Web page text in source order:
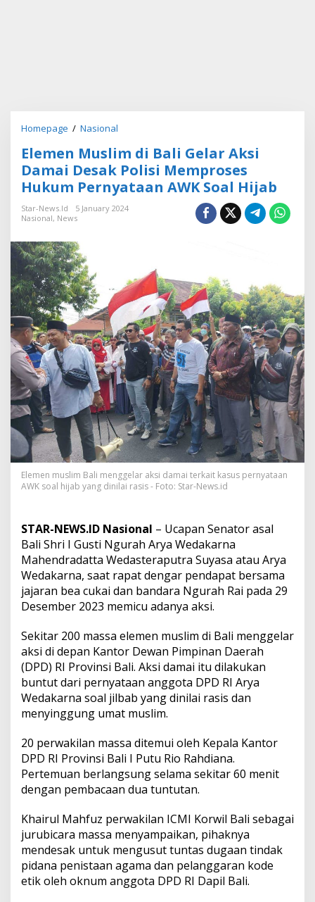
Homepage / Nasional
e
m
e
n
M
i
B
l
i
G
e
l
A
k
s
i
D
a
D
e
s
a
k
P
o
i
s
i
M
e
m
p
s
e
s
H
u
m
P
e
r
n
Elemen Muslim di Bali Gelar Aksi
Damai Desak Polisi Memproses
Hukum Pernyataan AWK Soal Hijab
Star-News.id
5 January 2024
Nasional, News
Elemen muslim Bali menggelar aksi damai terkait kasus pernyataan
AWK soal hijab yang dinilai rasis - Foto: Star-News.id
STAR-NEWS.ID Nasional – Ucapan Senator asal
Bali Shri I Gusti Ngurah Arya Wedakarna
Mahendradatta Wedasteraputra Suyasa atau Arya
Wedakarna, saat rapat dengar pendapat bersama
jajaran bea cukai dan bandara Ngurah Rai pada 29
Desember 2023 memicu adanya aksi.
Sekitar 200 massa elemen muslim di Bali menggelar
aksi di depan Kantor Dewan Pimpinan Daerah
(DPD) RI Provinsi Bali. Aksi damai itu dilakukan
buntut dari pernyataan anggota DPD RI Arya
Wedakarna soal jilbab yang dinilai rasis dan
menyinggung umat muslim.
20 perwakilan massa ditemui oleh Kepala Kantor
DPD RI Provinsi Bali I Putu Rio Rahdiana.
Pertemuan berlangsung selama sekitar 60 menit
dengan pembacaan dua tuntutan.
Khairul Mahfuz perwakilan ICMI Korwil Bali sebagai
jurubicara massa menyampaikan, pihaknya
mendesak untuk mengusut tuntas dugaan tindak
pidana penistaan agama dan pelanggaran kode
etik oleh oknum anggota DPD RI Dapil Bali.